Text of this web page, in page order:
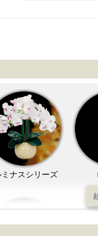
ナスシリーズ